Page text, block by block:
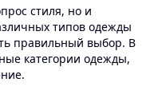
стиля, но и
типов одежды
правильный выбор. В
категории одежды,